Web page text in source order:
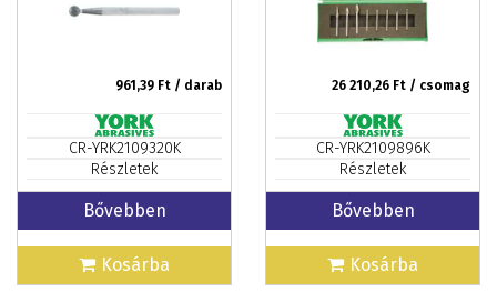
961,39 Ft / darab
CR-YRK2109320K
Részletek
Bővebben
Kosárba
26 210,26 Ft / csomag
CR-YRK2109896K
Részletek
Bővebben
Kosárba